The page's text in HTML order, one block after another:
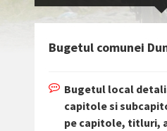
Bugetul comunei
Bugetul local
capitole si
pe capitole, titluri,